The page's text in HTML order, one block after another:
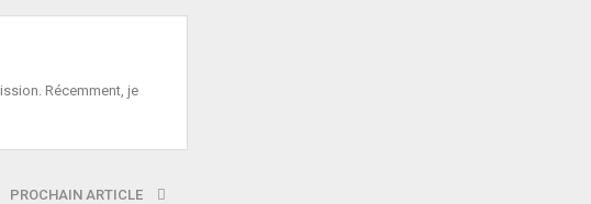
Récemment, je
PROCHAIN ARTICLE